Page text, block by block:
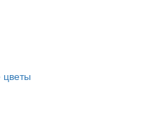
цветы